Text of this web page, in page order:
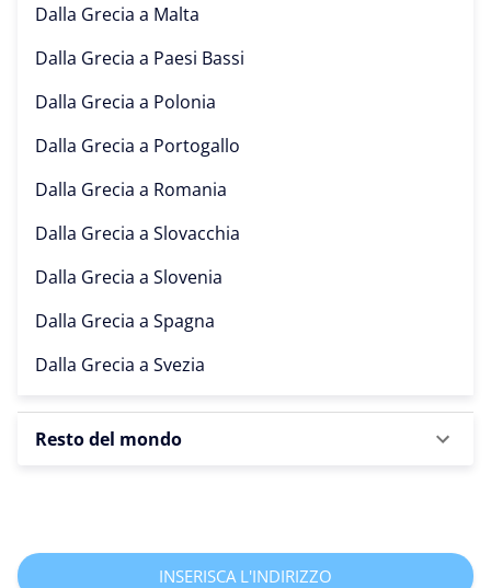
Dalla Grecia a Malta
Dalla Grecia a Paesi Bassi
Dalla Grecia a Polonia
Dalla Grecia a Portogallo
Dalla Grecia a Romania
Dalla Grecia a Slovacchia
Dalla Grecia a Slovenia
Dalla Grecia a Spagna
Dalla Grecia a Svezia
Resto del mondo
INSERISCA L'INDIRIZZO